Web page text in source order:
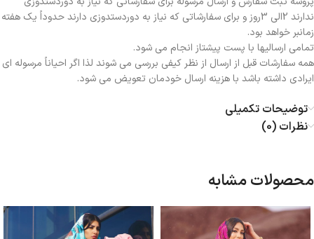
ندارند 2الی 3روز و برای سفارشاتی که نیاز به دوردستدوزی دارند حدوداً یک هفته
زمانبر خواهد بود.
تمامی ارسالیها با پست پیشتاز انجام می شود.
همه سفارشات قبل از ارسال از نظر کیفی بررسی می شوند لذا اگر احیاناً مرسوله ای
ایرادی داشته باشد با هزینه ارسال خودمان تعویض می شود.
توضیحات تکمیلی
نظرات (0)
محصولات مشابه